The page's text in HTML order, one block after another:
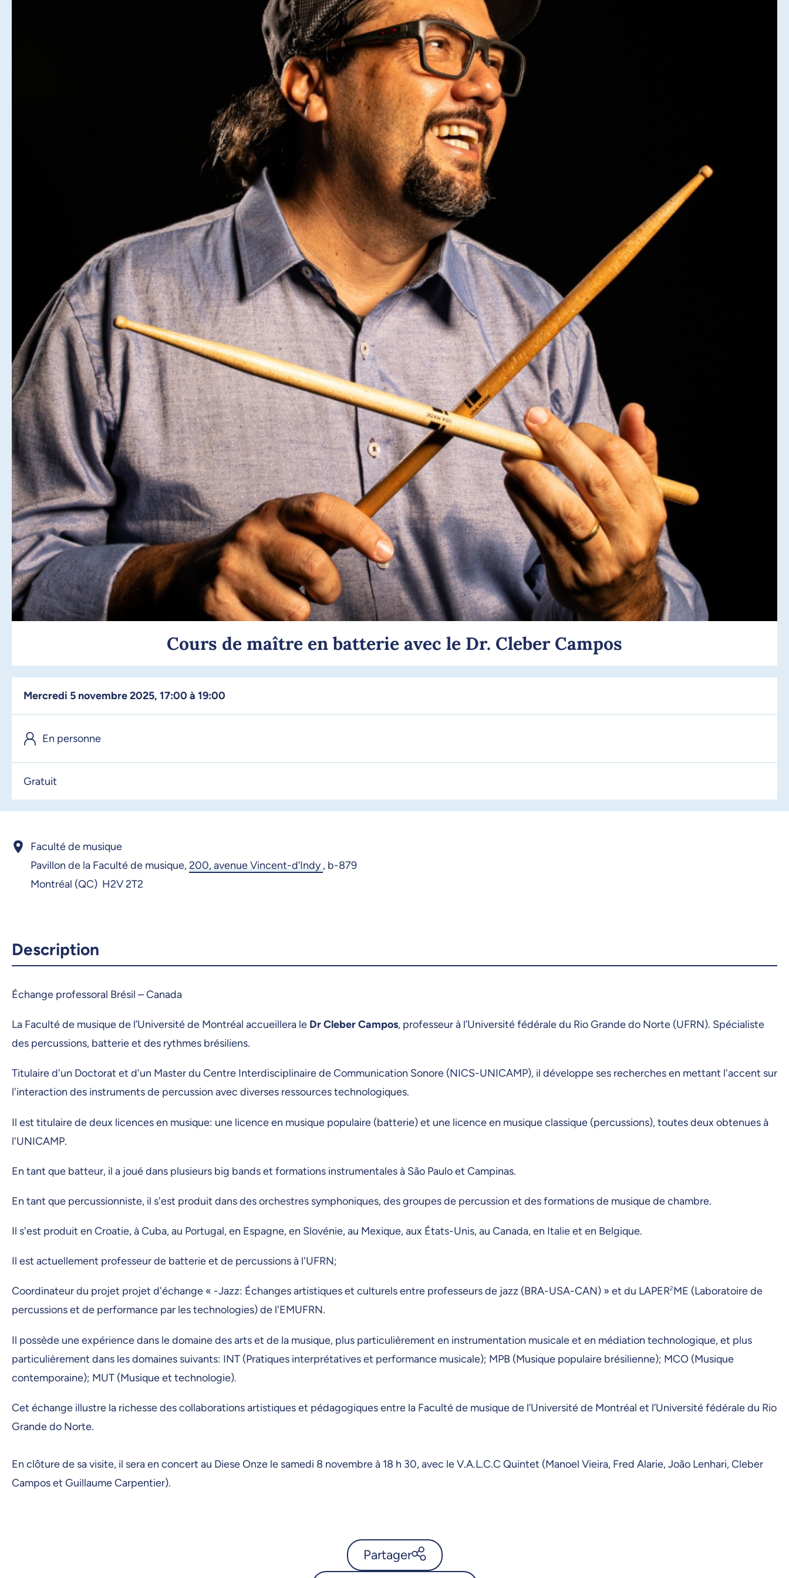
Cours de maître en batterie avec le Dr. Cleber Campos
mercredi 5 novembre 2025, 17:00 à 19:00
En personne
Gratuit
Faculté de musique
Pavillon de la Faculté de musique,200, avenue Vincent-d’Indy, b-879
Montréal (QC) H2V 2T2
Description
Échange professoral Brésil – Canada
La Faculté de musique de l’Université de Montréal accueillera le Dr Cleber Campos, professeur à l’Université fédérale du Rio Grande do Norte (UFRN). Spécialiste
des percussions, batterie et des rythmes brésiliens.
Titulaire d'un Doctorat et d'un Master du Centre Interdisciplinaire de Communication Sonore (NICS-UNICAMP), il développe ses recherches en mettant l'accent sur
l'interaction des instruments de percussion avec diverses ressources technologiques.
Il est titulaire de deux licences en musique: une licence en musique populaire (batterie) et une licence en musique classique (percussions), toutes deux obtenues à
l'UNICAMP.
En tant que batteur, il a joué dans plusieurs big bands et formations instrumentales à São Paulo et Campinas.
En tant que percussionniste, il s'est produit dans des orchestres symphoniques, des groupes de percussion et des formations de musique de chambre.
Il s'est produit en Croatie, à Cuba, au Portugal, en Espagne, en Slovénie, au Mexique, aux États-Unis, au Canada, en Italie et en Belgique.
Il est actuellement professeur de batterie et de percussions à l'UFRN;
Coordinateur du projet projet d'échange « -Jazz: Échanges artistiques et culturels entre professeurs de jazz (BRA-USA-CAN) » et du LAPER2ME (Laboratoire de
percussions et de performance par les technologies) de l'EMUFRN.
Il possède une expérience dans le domaine des arts et de la musique, plus particulièrement en instrumentation musicale et en médiation technologique, et plus
particulièrement dans les domaines suivants: INT (Pratiques interprétatives et performance musicale); MPB (Musique populaire brésilienne); MCO (Musique
contemporaine); MUT (Musique et technologie).
Cet échange illustre la richesse des collaborations artistiques et pédagogiques entre la Faculté de musique de l’Université de Montréal et l’Université fédérale du Rio
Grande do Norte.
En clôture de sa visite, il sera en concert au Diese Onze le samedi 8 novembre à 18 h 30, avec le V.A.L.C.C Quintet (Manoel Vieira, Fred Alarie, João Lenhari, Cleber
Campos et Guillaume Carpentier).
Partager